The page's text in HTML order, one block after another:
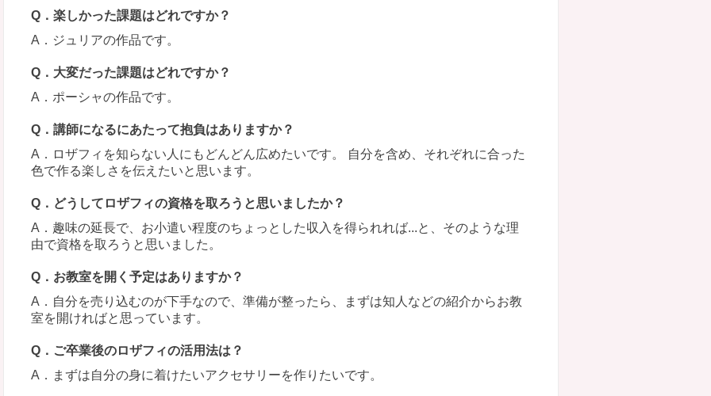
Q．楽しかった課題はどれですか？
A．ジュリアの作品です。
Q．大変だった課題はどれですか？
A．ポーシャの作品です。
Q．講師になるにあたって抱負はありますか？
A．ロザフィを知らない人にもどんどん広めたいです。 自分を含め、それぞれに合った
色で作る楽しさを伝えたいと思います。
Q．どうしてロザフィの資格を取ろうと思いましたか？
A．趣味の延長で、お小遣い程度のちょっとした収入を得られれば...と、そのような理
由で資格を取ろうと思いました。
Q．お教室を開く予定はありますか？
A．自分を売り込むのが下手なので、準備が整ったら、まずは知人などの紹介からお教
室を開ければと思っています。
Q．ご卒業後のロザフィの活用法は？
A．まずは自分の身に着けたいアクセサリーを作りたいです。